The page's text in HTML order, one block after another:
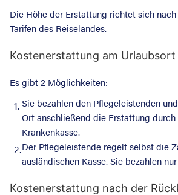
Die Höhe der Erstattung richtet sich
Tarifen des Reiselandes.
Kostenerstattung am Urlaubsort
Es gibt 2 Möglichkeiten:
1. Sie bezahlen den Pflegeleistenden
Ort anschließend die Erstattung
Krankenkasse.
2.Der Pflegeleistende regelt selbst die
ausländischen Kasse. Sie bezahlen
Kostenerstattung nach der